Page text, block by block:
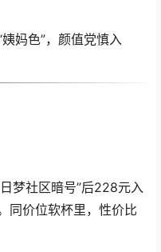
妈色”，颜值党慎入
梦社区暗号”后228元入
同价位软杯里，性价比